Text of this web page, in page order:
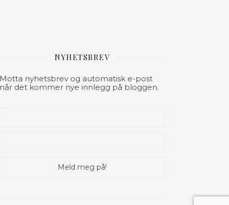
NYHETSBREV
Motta nyhetsbrev og automatisk e-post
når det kommer nye innlegg på bloggen.